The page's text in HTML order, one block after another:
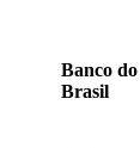
Banco do
Brasil